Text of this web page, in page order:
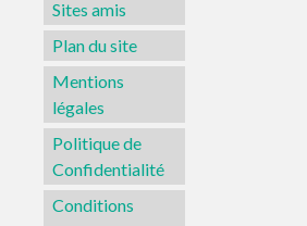
Sites amis
Plan du site
Mentions
légales
Politique de
Confidentialité
Conditions